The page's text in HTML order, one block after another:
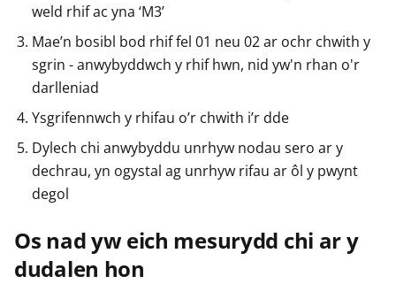
weld rhif ac yna ‘M3’
Mae’n bosibl bod rhif fel 01 neu 02 ar ochr chwith y
sgrin - anwybyddwch y rhif hwn, nid yw'n rhan o'r
darlleniad
Ysgrifennwch y rhifau o’r chwith i’r dde
Dylech chi anwybyddu unrhyw nodau sero ar y
dechrau, yn ogystal ag unrhyw rifau ar ôl y pwynt
degol
Os nad yw eich mesurydd chi ar y
dudalen hon